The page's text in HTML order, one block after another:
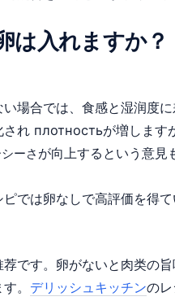
は入れますか？
場合では、食感と湿润度
され плотностьが増します
ーさ が向上するという意見
では卵なしで高評価を得
です。卵がないと肉类の
。 デリッシュキッチンの